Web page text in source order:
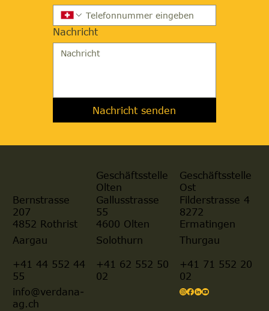
Nachricht
Nachricht senden
Bernstrasse
207
4852 Rothrist
Geschäftsstelle
Olten
Gallusstrasse
55
4600 Olten
Geschäftsstelle
Ost
Filderstrasse 4
8272
Ermatingen
Aargau
+41 44 552 44
55
Solothurn
+41 62 552 50
02
Thurgau
+41 71 552 20
02
info@verdana-
ag.ch